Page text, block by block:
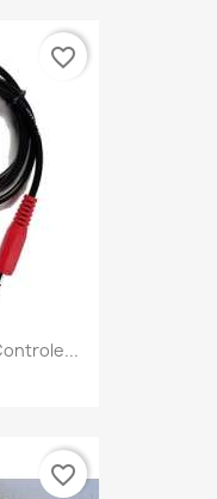
favorite_border
favorite_border